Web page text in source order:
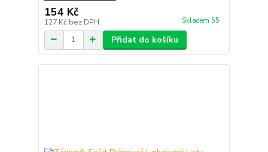
154 Kč
127 Kč bez DPH Skladem 55
Přidat do košíku